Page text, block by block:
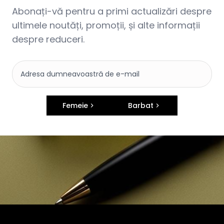
Abonați-vă pentru a primi actualizări despre
ultimele noutăți, promoții, și alte informații
despre reduceri.
Femeie Barbat